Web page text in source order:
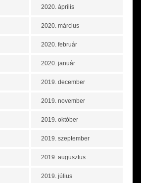
2020. április
2020. március
2020. február
2020. január
2019. december
2019. november
2019. október
2019. szeptember
2019. augusztus
2019. július